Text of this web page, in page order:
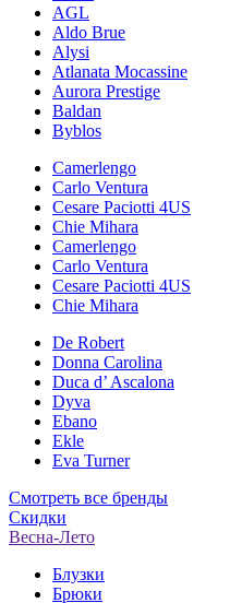
AGL
Aldo Brue
Alysi
Atlanata Mocassine
Aurora Prestige
Baldan
Byblos
Camerlengo
Carlo Ventura
Cesare Paciotti 4US
Chie Mihara
Camerlengo
Carlo Ventura
Cesare Paciotti 4US
Chie Mihara
De Robert
Donna Carolina
Duca d’ Ascalona
Dyva
Ebano
Ekle
Eva Turner
Смотреть все бренды
Скидки
Весна-Лето
Блузки
Брюки